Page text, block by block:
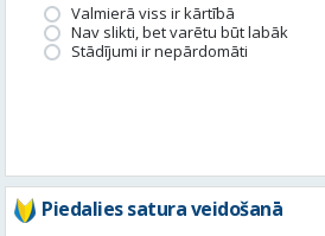
Valmierā viss ir kārtībā
Nav slikti, bet varētu būt labāk
Stādījumi ir nepārdomāti
Piedalies satura veidošanā